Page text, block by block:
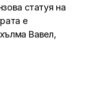
статуя на
е
Вавел,